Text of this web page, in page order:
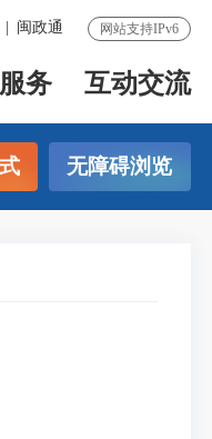
网站支持IPv6
闽政通
务 互动交流
无障碍浏览